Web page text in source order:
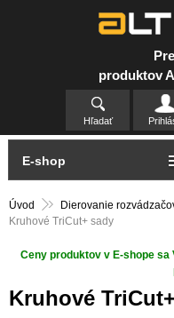
produktov
Hľadať
Úvod Dierovanie
Kruhové TriCut+ sady
Ceny produktov v E-shope
Kruhové
E-shop